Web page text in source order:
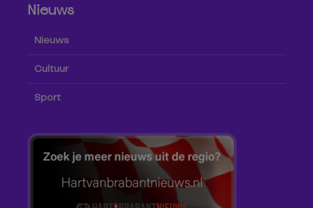
Nieuws
Nieuws
Cultuur
Sport